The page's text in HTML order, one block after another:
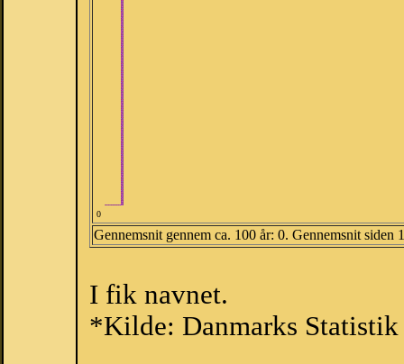
0
Gennemsnit gennem ca. 100 år: 0. Gennemsnit siden
I fik navnet.
*Kilde: Danmarks Statistik